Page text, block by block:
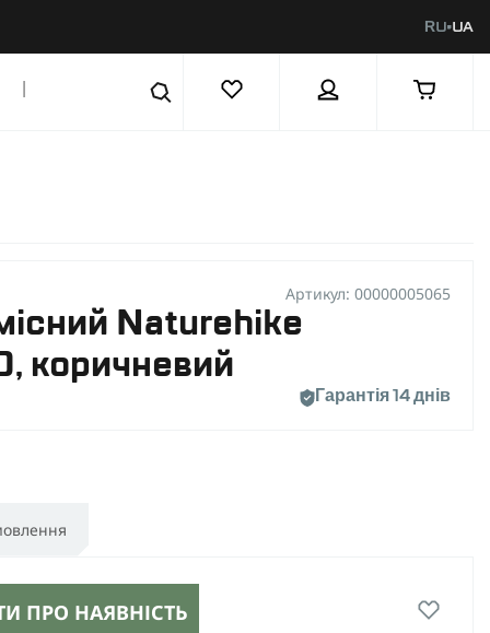
RU UA
Артикул: 00000005065
Naturehike
коричневий
Гарантія 14 днів
ПРО НАЯВНІСТЬ